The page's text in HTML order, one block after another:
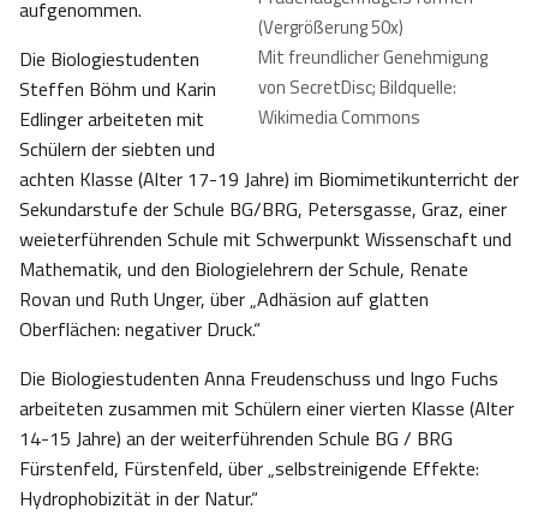
(Vergrößerung 50x)
Mit freundlicher Genehmigung
von SecretDisc; Bildquelle:
Wikimedia Commons
aufgenommen.
Die Biologiestudenten
Steffen Böhm und Karin
Edlinger arbeiteten mit
Schülern der siebten und
achten Klasse (Alter 17-19 Jahre) im Biomimetikunterricht der
Sekundarstufe der Schule BG/BRG, Petersgasse, Graz, einer
weieterführenden Schule mit Schwerpunkt Wissenschaft und
Mathematik, und den Biologielehrern der Schule, Renate
Rovan und Ruth Unger, über „Adhäsion auf glatten
Oberflächen: negativer Druck.“
Die Biologiestudenten Anna Freudenschuss und Ingo Fuchs
arbeiteten zusammen mit Schülern einer vierten Klasse (Alter
14-15 Jahre) an der weiterführenden Schule BG / BRG
Fürstenfeld, Fürstenfeld, über „selbstreinigende Effekte:
Hydrophobizität in der Natur.“